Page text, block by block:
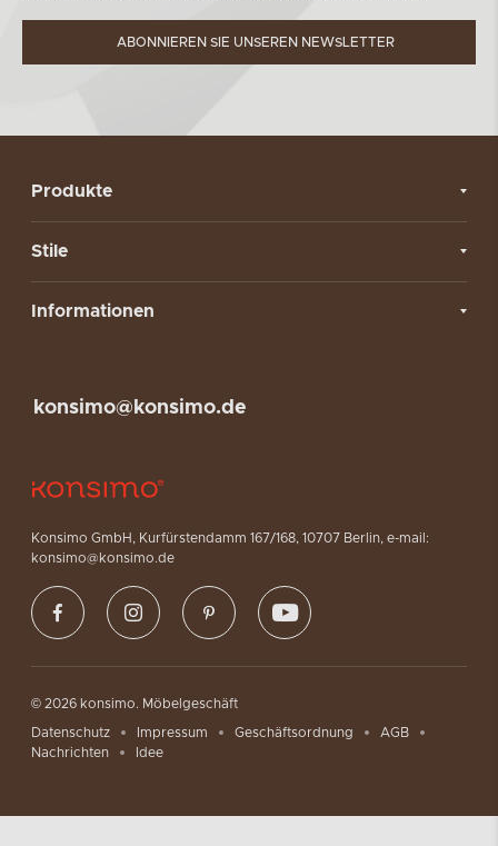
ABONNIEREN SIE UNSEREN NEWSLETTER
Produkte
Stile
Informationen
Konsimo GmbH, Kurfürstendamm 167/168, 10707 Berlin, e-mail:
konsimo@konsimo.de
konsimo@konsimo.de
© 2026 konsimo. Möbelgeschäft
Datenschutz Impressum Geschäftsordnung
AGB
Nachrichten
Idee